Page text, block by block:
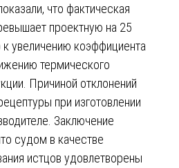
что фактическая
проектную на 25
к увеличению коэффициента
термического
Причиной отклонений
при изготовлении
Заключение
судом в качестве
истцов удовлетворены